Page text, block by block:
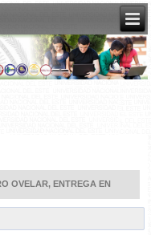
OVELAR, ENTREGA EN